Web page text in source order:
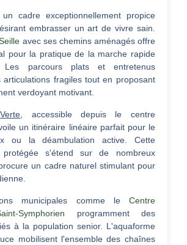
cadre exceptionnellement propice
embrasser un art de vivre sain.
avec ses chemins aménagés offre
pour la pratique de la marche rapide
Les parcours plats et entretenus
articulations fragiles tout en proposant
verdoyant motivant.
, accessible depuis le centre
un itinéraire linéaire parfait pour le
ou la déambulation active. Cette
protégée s'étend sur de nombreux
un cadre naturel stimulant pour
municipales comme le Centre
Symphorien programment des
à la population senior. L'aquaforme
mobilisent l'ensemble des chaînes